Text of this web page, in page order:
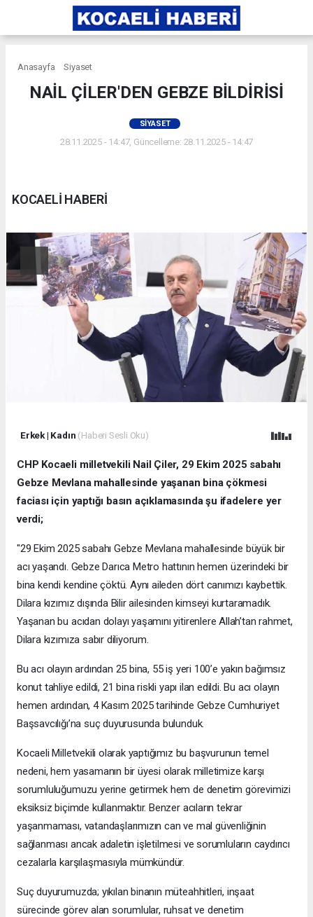
Anasayfa Siyaset
NAİL ÇİLER'DEN GEBZE BİLDİRİSİ
SIYASET
28.11.2025 - 14:47, Güncelleme: 28.11.2025 - 14:47
KOCAELİ HABERİ
Erkek| Kadın (Haberi Sesli Oku)
CHP Kocaeli milletvekili Nail Çiler, 29 Ekim 2025 sabahı
Gebze Mevlana mahallesinde yaşanan bina çökmesi
faciası için yaptığı basın açıklamasında şu ifadelere yer
verdi;
"29 Ekim 2025 sabahı Gebze Mevlana mahallesinde büyük bir
acı yaşandı. Gebze Darıca Metro hattının hemen üzerindeki bir
bina kendi kendine çöktü. Aynı aileden dört canımızı kaybettik.
Dilara kızımız dışında Bilir ailesinden kimseyi kurtaramadık.
Yaşanan bu acıdan dolayı yaşamını yitirenlere Allah’tan rahmet,
Dilara kızımıza sabır diliyorum.
Bu acı olayın ardından 25 bina, 55 iş yeri 100’e yakın bağımsız
konut tahliye edildi, 21 bina riskli yapı ilan edildi. Bu acı olayın
hemen ardından, 4 Kasım 2025 tarihinde Gebze Cumhuriyet
Başsavcılığı’na suç duyurusunda bulunduk.
Kocaeli Milletvekili olarak yaptığımız bu başvurunun temel
nedeni, hem yasamanın bir üyesi olarak milletimize karşı
sorumluluğumuzu yerine getirmek hem de denetim görevimizi
eksiksiz biçimde kullanmaktır. Benzer acıların tekrar
yaşanmaması, vatandaşlarımızın can ve mal güvenliğinin
sağlanması ancak adaletin işletilmesi ve sorumluların caydırıcı
cezalarla karşılaşmasıyla mümkündür.
Suç duyurumuzda; yıkılan binanın müteahhitleri, inşaat
sürecinde görev alan sorumlular, ruhsat ve denetim